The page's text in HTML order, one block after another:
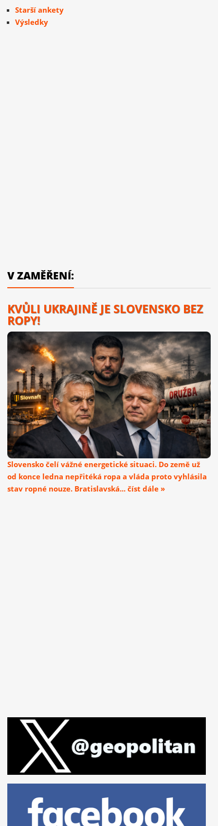
Starší ankety
Výsledky
V ZAMĚŘENÍ:
KVŮLI UKRAJINĚ JE SLOVENSKO BEZ
ROPY!
Slovensko čelí vážné energetické situaci. Do země už
od konce ledna nepřitéká ropa a vláda proto vyhlásila
stav ropné nouze. Bratislavská... číst dále »